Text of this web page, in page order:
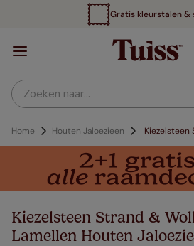
Gratis kleurstalen &
Zoeken naar...
Home Houten Jaloezieen Kiezelsteen
Kiezelsteen Strand &
Lamellen Houten Jaloezie